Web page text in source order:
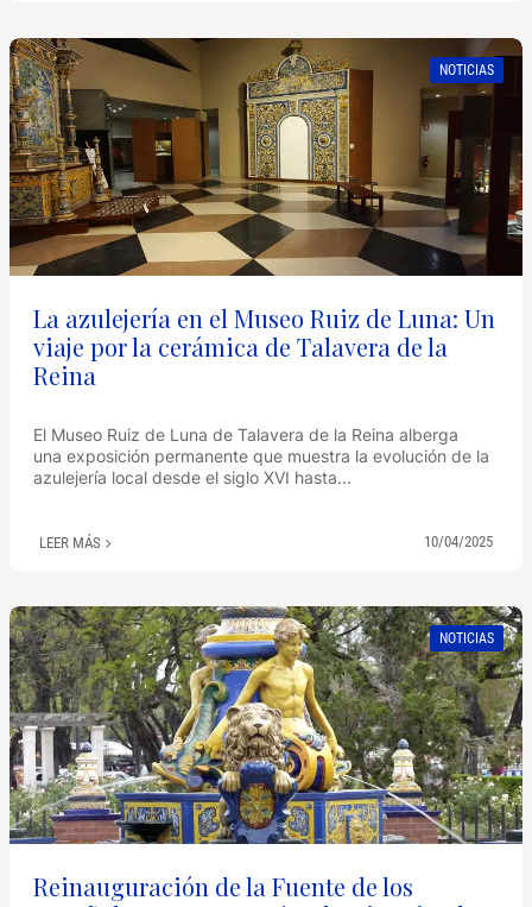
NOTICIAS
La azulejería en el Museo Ruiz de Luna: Un
viaje por la cerámica de Talavera de la
Reina
El Museo Ruiz de Luna de Talavera de la Reina alberga
una exposición permanente que muestra la evolución de la
azulejería local desde el siglo XVI hasta...
LEER MÁS 10/04/2025
NOTICIAS
Reinauguración de la Fuente de los